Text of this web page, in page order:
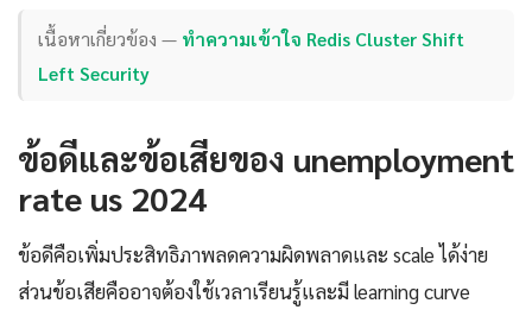
เนื้อหาเกี่ยวข้อง — ทำความเข้าใจ Redis Cluster Shift
Left Security
ข้อดีและข้อเสียของ unemployment
rate us 2024
ข้อดีคือเพิ่มประสิทธิภาพลดความผิดพลาดและ scale ได้ง่าย
ส่วนข้อเสียคืออาจต้องใช้เวลาเรียนรู้และมี learning curve